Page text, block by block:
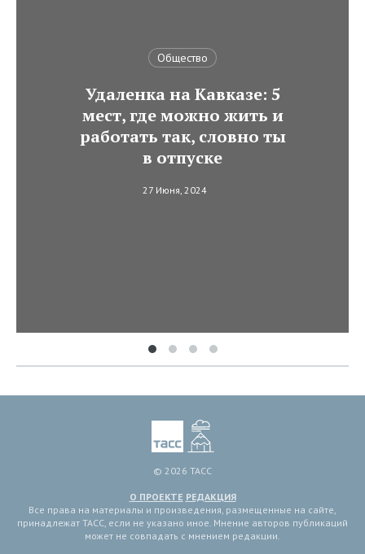
Общество
Удаленка на Кавказе: 5
мест, где можно жить и
работать так, словно ты
в отпуске
27 Июня, 2024
© 2026 ТАСС
О ПРОЕКТЕ РЕДАКЦИЯ
Все права на материалы и произведения, размещенные на сайте,
принадлежат ТАСС, если не указано иное. Мнение авторов публикаций
может не совпадать с мнением редакции.